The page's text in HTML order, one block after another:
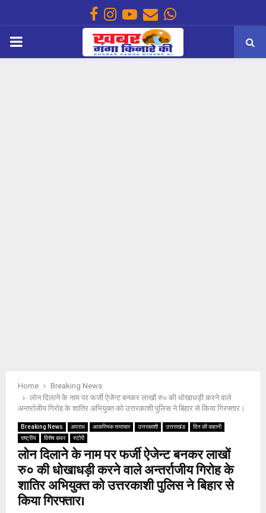
Facebook
Instagram
Youtube
EmailWhatsapp
PRIMARY
Home
Breaking News
लोन दिलाने के नाम पर फर्जी ऐजेन्ट बनकर लाखों रु० की धोखाधड़ी करने वाले
अन्तर्राजीय गिरोह के शातिर अभियुक्त को उत्तरकाशी पुलिस ने बिहार से किया गिरफ्तार।
Breaking News अपराध आकस्मिक समाचार उत्तरकाशी उत्तराखंड
दिन की कहानी
राष्ट्रीय
विशेष कवर स्टोरी
लोन दिलाने के नाम पर फर्जी ऐजेन्ट बनकर लाखों
रु० की धोखाधड़ी करने वाले अन्तर्राजीय गिरोह के
शातिर अभियुक्त को उत्तरकाशी पुलिस ने बिहार से
किया गिरफ्तार।